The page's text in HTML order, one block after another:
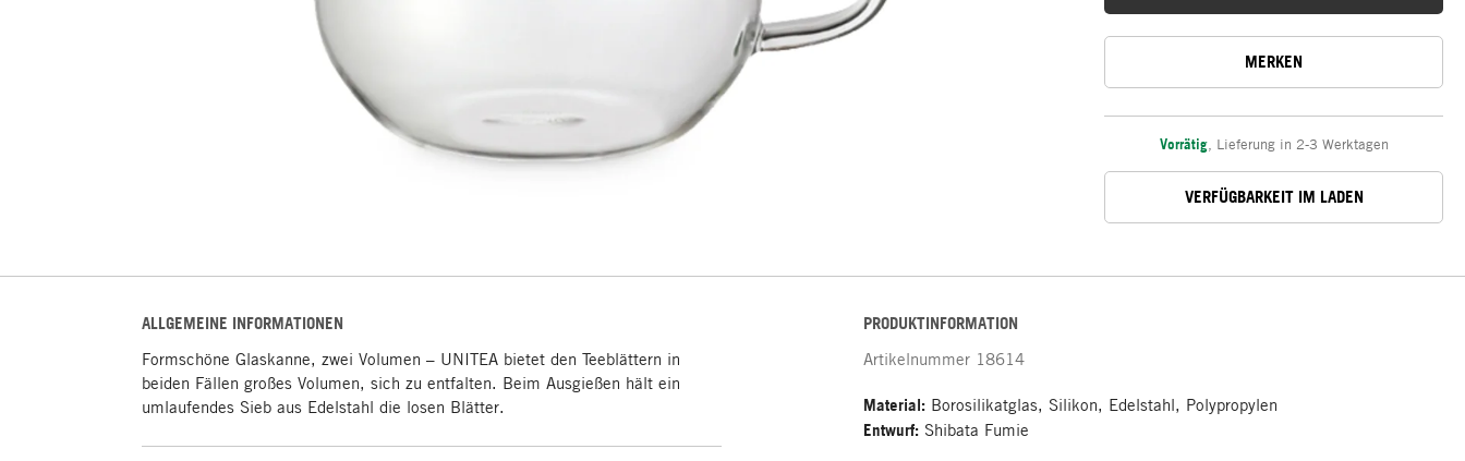
MERKEN
Vorrätig, Lieferung in 2-3 Werktagen
VERFÜGBARKEIT IM LADEN
ALLGEMEINE INFORMATIONEN
Formschöne Glaskanne, zwei Volumen – UNITEA bietet den Teeblättern in
beiden Fällen großes Volumen, sich zu entfalten. Beim Ausgießen hält ein
umlaufendes Sieb aus Edelstahl die losen Blätter.
PRODUKTINFORMATION
Artikelnummer 18614
Material: Borosilikatglas, Silikon, Edelstahl, Polypropylen
Entwurf: Shibata Fumie